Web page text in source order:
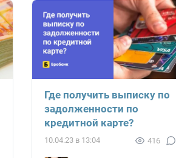
Где получить выписку по
задолженности по
кредитной карте?
10.04.23 в 13:04 416